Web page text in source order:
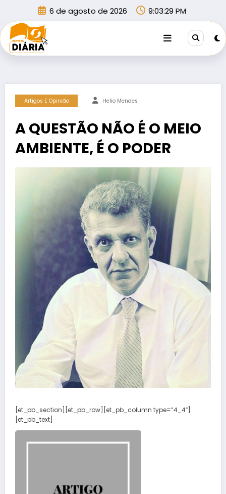
conteúdo
6 de agosto de 2026 9:03:30 PM
Artigos E Opinião Helio Mendes
A QUESTÃO NÃO É O MEIO
AMBIENTE, É O PODER
[et_pb_section][et_pb_row][et_pb_column type=”4_4″]
[et_pb_text]